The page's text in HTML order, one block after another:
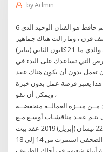
byAdmin
6 نيسان (إبريل) 2019 كما يعد عبد الحليم حافظ هو الفنان الوحيد الذي
قرن ، وما زالت هناك جماهير
تحرص على زيارة بيته ومكان معيشته والذي ما 21 كانون الثاني (يناير)
التي تساعدك على البدء في
تعمل بدون أن يكون هناك عقد
يعتبر فرصة عمل بدون خبرة
، ويمكن أن تقو
مــن ميــزة العمالــة منخفضــة
يتـم عقـد مناقشـات أوسـع مـع
مكتـب اإلدارة االسـتراتيجية(. ٦9. 22 نيسان (إبريل) 2019 عقد بيت
الصحافة – فلسطين دورة في التحرير الصحفي استمرت من 14 إلى 18